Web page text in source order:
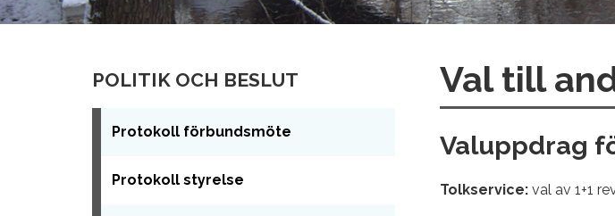
POLITIK OCH BESLUT
Protokoll förbundsmöte
Protokoll styrelse
Val till
Valuppdrag
Tolkservice: val av 1+1